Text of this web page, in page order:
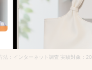
：インターネット調査 実績対象：